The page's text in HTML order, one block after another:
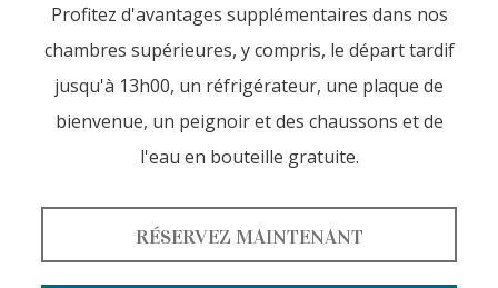
Profitez d'avantages supplémentaires dans nos
chambres supérieures, y compris, le départ tardif
jusqu'à 13h00, un réfrigérateur, une plaque de
bienvenue, un peignoir et des chaussons et de
l'eau en bouteille gratuite.
RÉSERVEZ MAINTENANT